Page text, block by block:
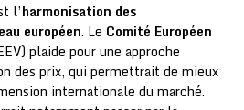
l’harmonisation des
européen. Le Comité Européen
plaide pour une approche
des prix, qui permettrait de mieux
internationale du marché.